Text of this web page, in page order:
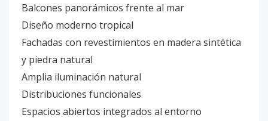
Balcones panorámicos frente al mar
Diseño moderno tropical
Fachadas con revestimientos en madera sintética
y piedra natural
Amplia iluminación natural
Distribuciones funcionales
Espacios abiertos integrados al entorno